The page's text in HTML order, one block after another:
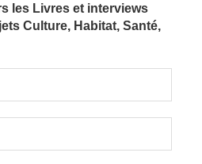
les Livres et interviews
Culture, Habitat, Santé,